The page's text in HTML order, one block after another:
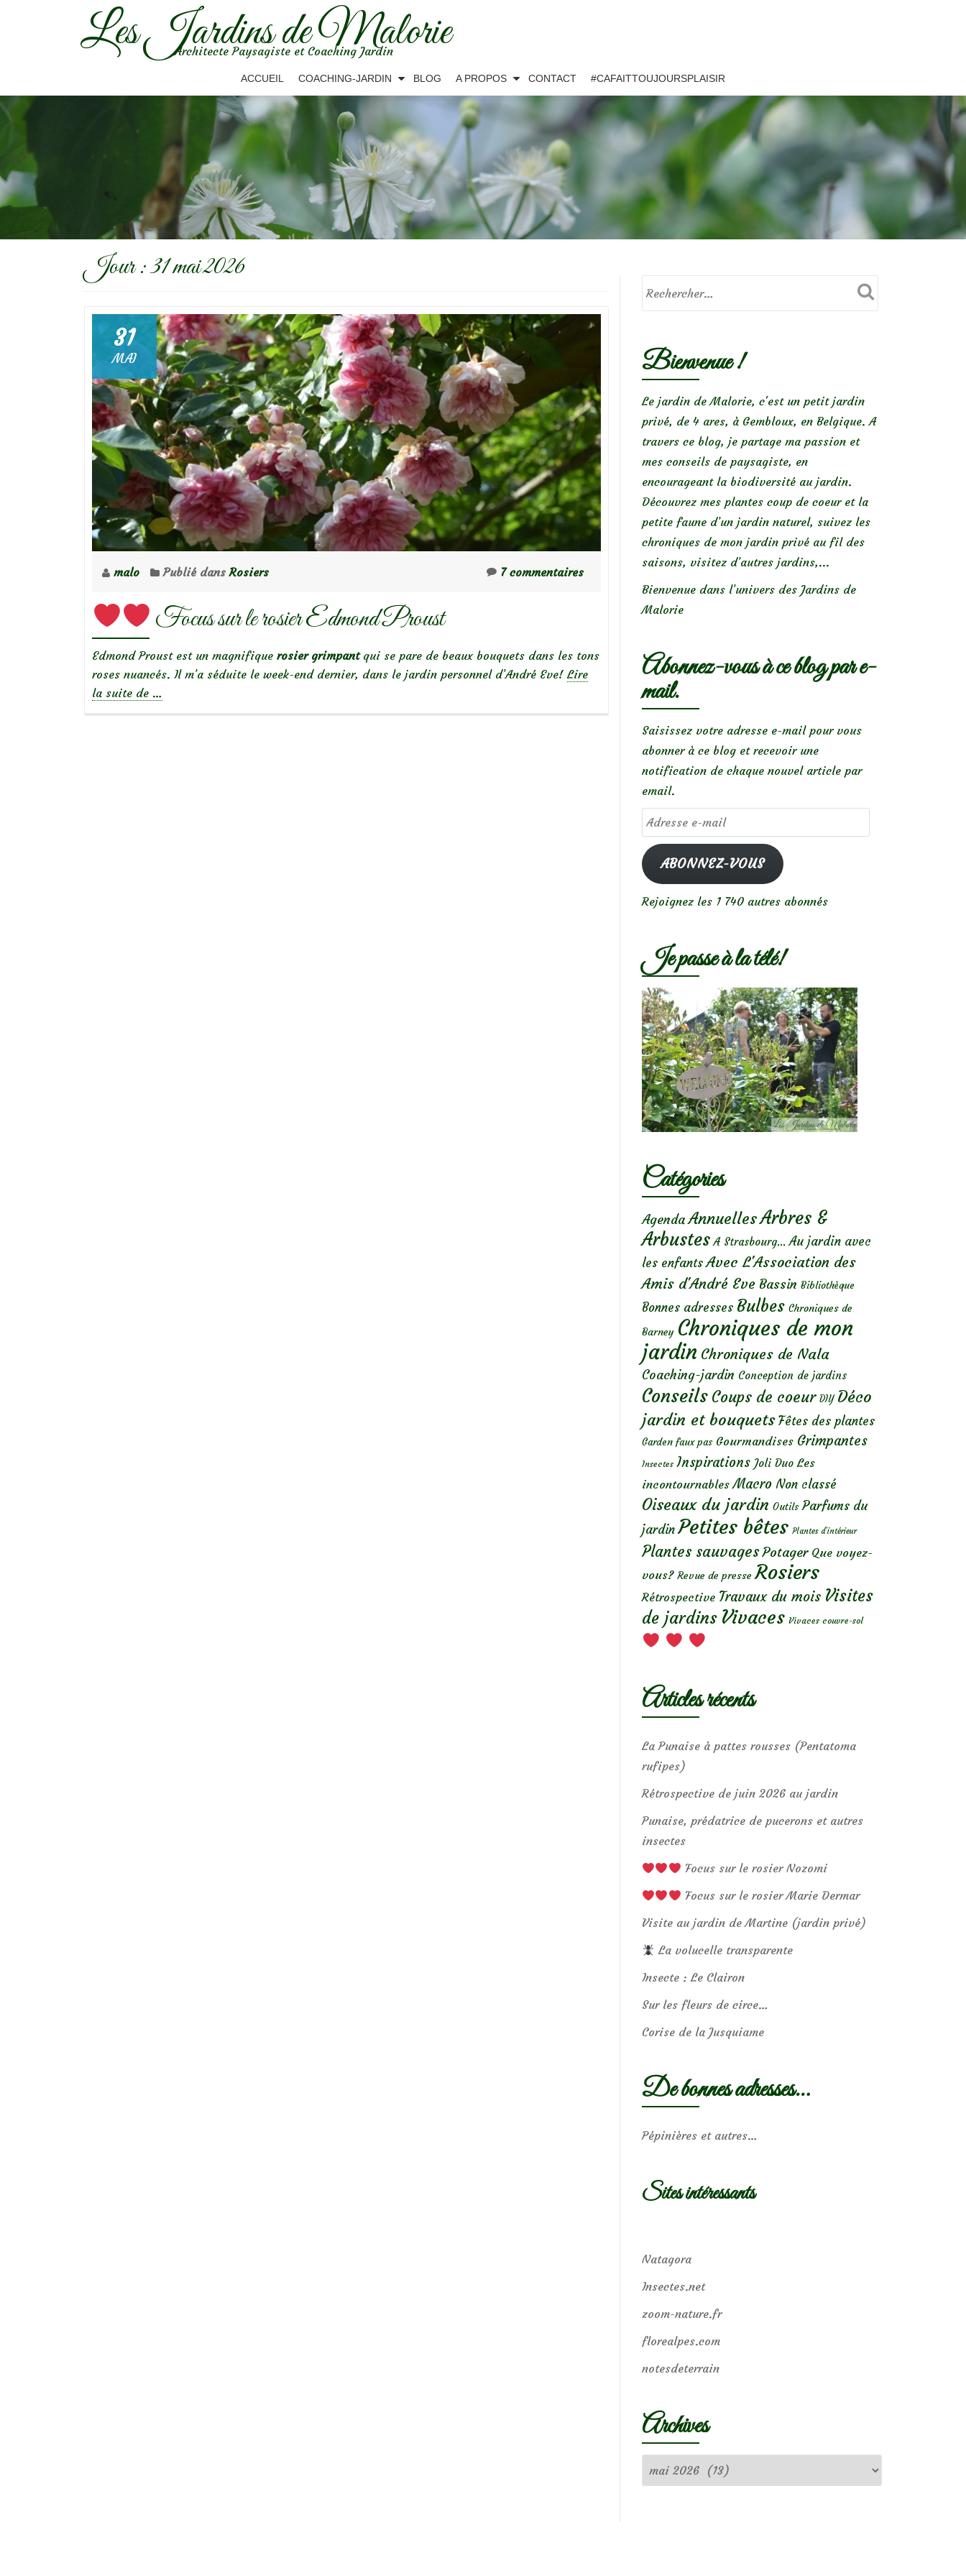
Les Jardins de Malorie
Architecte Paysagiste et Coaching Jardin
ACCUEIL COACHING-JARDIN BLOG A PROPOS CONTACT #CAFAITTOUJOURSPLAISIR
Jour :31 mai 2026
31
MAI
malo Publié dansRosiers 7 commentaires
Focus sur le rosier Edmond Proust
Edmond Proust est un magnifique rosier grimpantqui se pare de beaux bouquets dans les tons
roses nuancés. Il m’a séduite le week-end dernier, dans le jardin personnel d’André Eve! Lire
la suite de à
…
Bienvenue !
Le jardin de Malorie, c'est un petit jardin
privé, de 4 ares, à Gembloux, en Belgique. A
travers ce blog, je partage ma passion et
mes conseils de paysagiste, en
encourageant la biodiversité au jardin.
Découvrez mes plantes coup de coeur et la
petite faune d’un jardin naturel, suivez les
chroniques de mon jardin privé au fil des
saisons, visitez d’autres jardins,...
Bienvenue dans l’univers des Jardins de
Malorie
Abonnez-vous à ce blog par e-
mail.
Saisissez votre adresse e-mail pour vous
abonner à ce blog et recevoir une
notification de chaque nouvel article par
email.
Adresse
e-
mailABONNEZ-VOUS
Rejoignez les 1 740 autres abonnés
Je passe à la télé!
Catégories
Agenda AnnuellesArbres &
Arbustes A Strasbourg... Au jardin avec
les enfants Avec L'Association des
Amis d'André Eve Bassin Bibliothèque
Bonnes adresses Bulbes Chroniques de
Barney Chroniques de mon
jardin Chroniques de Nala
Coaching-jardin Conception de jardins
Conseils Coups de coeur DIY Déco
jardin et bouquets Fêtes des plantes
Garden faux pas Gourmandises Grimpantes
Insectes Inspirations Joli Duo Les
incontournables Macro Non classé
Oiseaux du jardin Outils Parfums du
jardin Petites bêtes Plantes d’intérieur
Plantes sauvages Potager Que voyez-
vous? Revue de presse Rosiers
Rétrospective Travaux du mois Visites
de jardins Vivaces Vivaces couvre-sol
Articles récents
La Punaise à pattes rousses (Pentatoma
rufipes)
Rétrospective de juin 2026 au jardin
Punaise, prédatrice de pucerons et autres
insectes
Focus sur le rosier Nozomi
Focus sur le rosier Marie Dermar
Visite au jardin de Martine (jardin privé)
La volucelle transparente
Insecte : Le Clairon
Sur les fleurs de circe…
Corise de la Jusquiame
De bonnes adresses…
Pépinières et autres…
Sites intéressants
Natagora
Insectes.net
zoom-nature.fr
florealpes.com
notesdeterrain
Archives
Archives